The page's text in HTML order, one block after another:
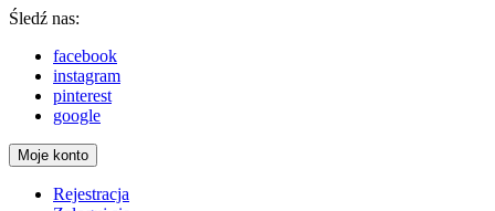
Śledź nas:
facebook
instagram
pinterest
google
Moje konto
Rejestracja